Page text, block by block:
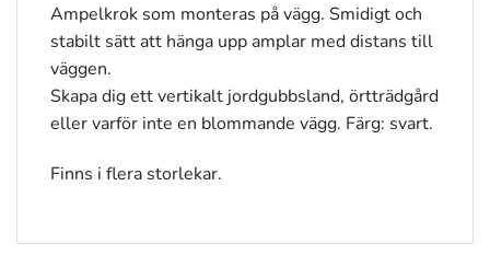
Ampelkrok som monteras på vägg. Smidigt och
stabilt sätt att hänga upp amplar med distans till
väggen.
Skapa dig ett vertikalt jordgubbsland, örtträdgård
eller varför inte en blommande vägg. Färg: svart.
Finns i flera storlekar.